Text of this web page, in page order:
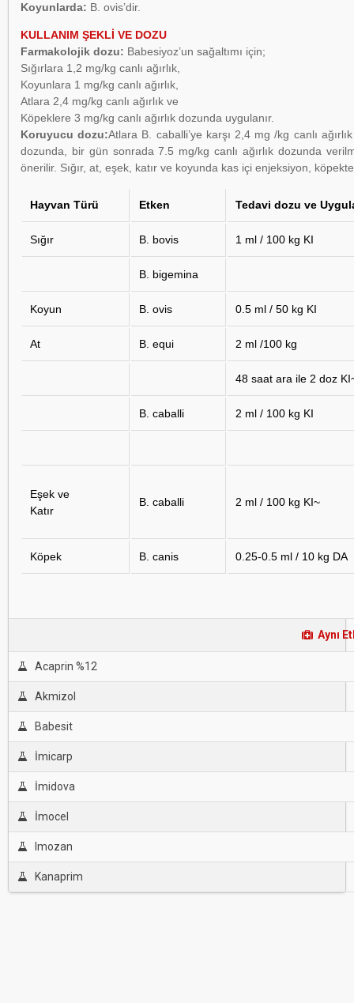
Koyunlarda: B. ovis’dir.
KULLANIM ŞEKLİ VE DOZU
Farmakolojik dozu: Babesiyoz’un sağaltımı için;
Sığırlara 1,2 mg/kg canlı ağırlık,
Koyunlara 1 mg/kg canlı ağırlık,
Atlara 2,4 mg/kg canlı ağırlık ve
Köpeklere 3 mg/kg canlı ağırlık dozunda uygulanır.
Koruyucu dozu:Atlara B. caballi’ye karşı 2,4 mg /kg canlı
dozunda, bir gün sonrada 7.5 mg/kg canlı ağırlık dozunda
önerilir. Sığır, at, eşek, katır ve koyunda kas içi enjeksiyon,
Hayvan Türü Etken Tedavi dozu ve
Sığır B. bovis 1 ml / 100 kg KI
B. bigemina
Koyun B. ovis 0.5 ml / 50 kg KI
At B. equi 2 ml /100 kg
48 saat ara ile 2 doz
B. caballi 2 ml / 100 kg KI
Eşek ve
Katır
B. caballi 2 ml / 100 kg KI~
Köpek B. canis 0.25-0.5 ml / 10 kg DA
Aynı
Acaprin %12
Akmizol
Babesit
İmicarp
İmidova
İmocel
Imozan
Kanaprim